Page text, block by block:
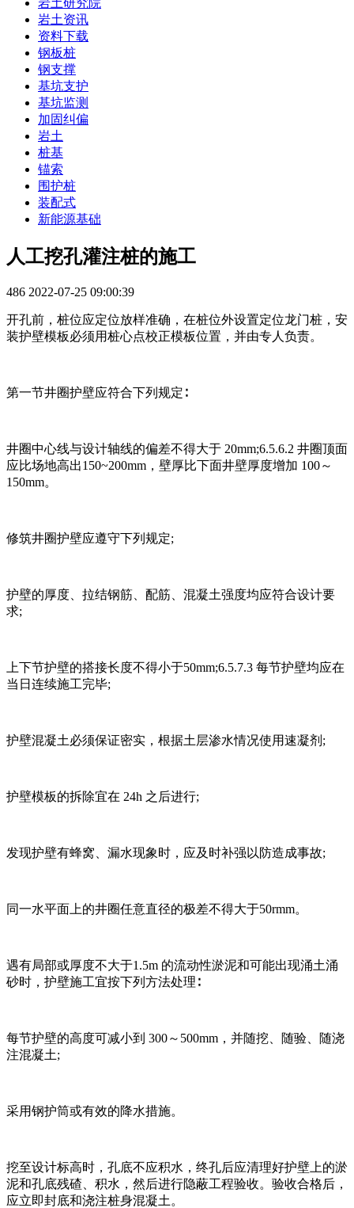
岩土研究院
岩土资讯
资料下载
钢板桩
钢支撑
基坑支护
基坑监测
加固纠偏
岩土
桩基
锚索
围护桩
装配式
新能源基础
人工挖孔灌注桩的施工
486 2022-07-25 09:00:39
开孔前，桩位应定位放样准确，在桩位外设置定位龙门桩，安
装护壁模板必须用桩心点校正模板位置，并由专人负责。
第一节井圈护壁应符合下列规定∶
井圈中心线与设计轴线的偏差不得大于 20mm;6.5.6.2 井圈顶面
应比场地高出150~200mm，壁厚比下面井壁厚度增加 100～
150mm。
修筑井圈护壁应遵守下列规定;
护壁的厚度、拉结钢筋、配筋、混凝土强度均应符合设计要
求;
上下节护壁的搭接长度不得小于50mm;6.5.7.3 每节护壁均应在
当日连续施工完毕;
护壁混凝土必须保证密实，根据土层渗水情况使用速凝剂;
护壁模板的拆除宜在 24h 之后进行;
发现护壁有蜂窝、漏水现象时，应及时补强以防造成事故;
同一水平面上的井圈任意直径的极差不得大于50rmm。
遇有局部或厚度不大于1.5m 的流动性淤泥和可能出现涌土涌
砂时，护壁施工宜按下列方法处理∶
每节护壁的高度可减小到 300～500mm，并随挖、随验、随浇
注混凝土;
采用钢护筒或有效的降水措施。
挖至设计标高时，孔底不应积水，终孔后应清理好护壁上的淤
泥和孔底残碴、积水，然后进行隐蔽工程验收。验收合格后，
应立即封底和浇注桩身混凝土。